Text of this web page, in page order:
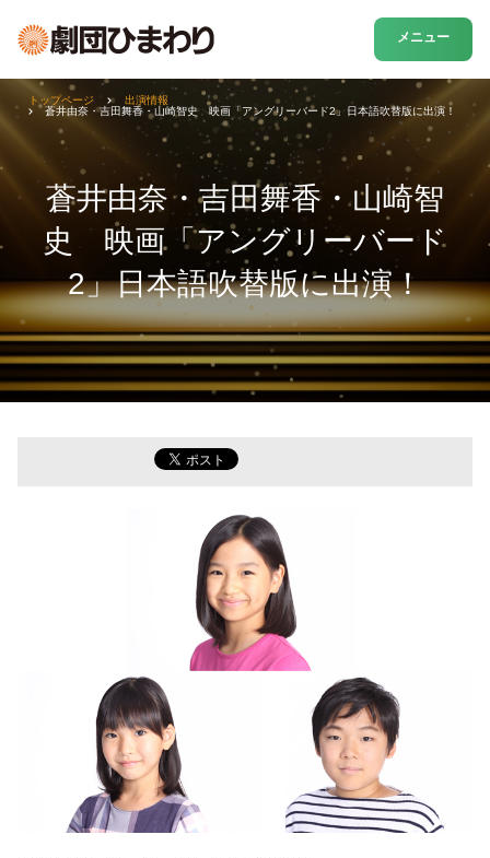
メニュー
蒼井由奈・吉田舞香・山崎智
史 映画「アングリーバード
2」日本語吹替版に出演！
トップページ
出演情報
蒼井由奈・吉田舞香・山崎智史 映画「アングリーバード2」日本語吹替版に出演！